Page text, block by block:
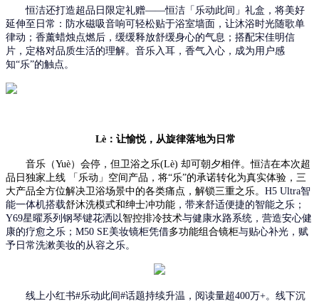
恒洁还打造超品日限定礼赠——恒洁「乐动此间」礼盒 ，将美好
延伸至日常： 防水磁吸音响可轻松贴于浴室墙面，让沐浴时光随歌单
律动 ； 香薰蜡烛点燃后，缓缓释放舒缓身心的气息 ； 搭配宋佳明信
片， 定格对品质生活的理解。音乐入耳，香气入心 ，成为用户感
知“乐”的触点。
Lè：让愉悦， 从旋律落地为日常
音乐（Yuè）会停，但卫浴之乐(Lè) 却可朝夕相伴。恒洁在本次超
品日独家上线
「乐动」 空间 产品，将“乐”的承诺转化为真实体验，三
大产品全方位解决卫浴场景中的各类痛点 ，解锁三重之乐。 H5 Ultra智
能一体机搭载舒沐洗模式和绅士冲功能 ，带来舒适便捷的智能之乐；
Y69星曜系列钢琴键花洒以智控排冷技术与健康水路系统，营造安心健
康的疗愈之乐； M50 SE美妆镜柜凭借多功能组合镜柜与贴心补光，赋
予日常洗漱美妆的从容之乐。
线上小红书#乐动此间#话题持续升温，阅读量超400万+。线下沉